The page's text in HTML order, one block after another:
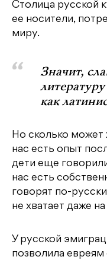
Столица русской
ее носители,
миру.
Значит,
как
Но сколько может
нас есть опыт
дети еще
нас есть
говорят по-
не хватает даже
У русской
позволила евреям